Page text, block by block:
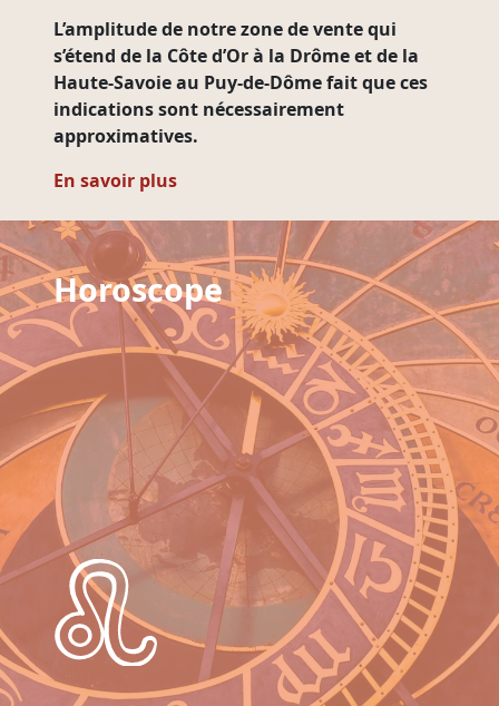
L’amplitude de notre zone de vente qui
s’étend de la Côte d’Or à la Drôme et de la
Haute-Savoie au Puy-de-Dôme fait que ces
indications sont nécessairement
approximatives.
En savoir plus
Horoscope